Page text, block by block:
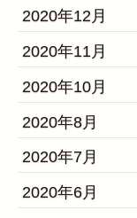
2020年12月
2020年11月
2020年10月
2020年8月
2020年7月
2020年6月